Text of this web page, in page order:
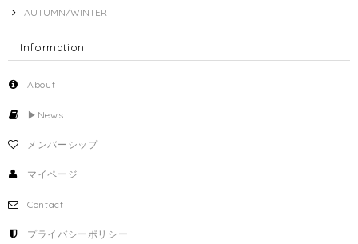
AUTUMN/WINTER
Information
About
▶︎News
メンバーシップ
マイページ
Contact
プライバシーポリシー